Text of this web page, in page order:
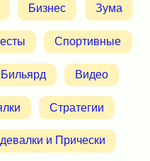
Бизнес Зума
Спортивные
Бильярд Видео
Стратегии
и Прически